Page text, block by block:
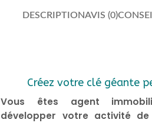
DESCRIPTIONAVIS (0)
Créez votre clé géante
Vous êtes agent
développer votre activité